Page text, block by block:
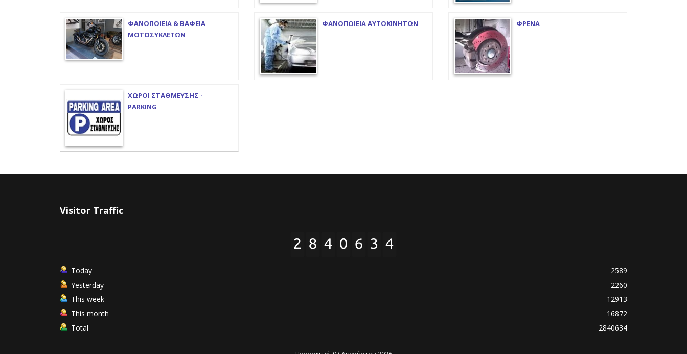
ΦΑΝΟΠΟΙΕΙΑ & ΒΑΦΕΙΑ
ΜΟΤΟΣΥΚΛΕΤΩΝ
ΦΑΝΟΠΟΙΕΙΑ ΑΥΤΟΚΙΝΗΤΩΝ ΦΡΕΝΑ
ΧΩΡΟΙ ΣΤΑΘΜΕΥΣΗΣ -
PARKING
Visitor Traffic
Today
2589
Yesterday
2260
This week
12913
This month
16872
Total
2840634